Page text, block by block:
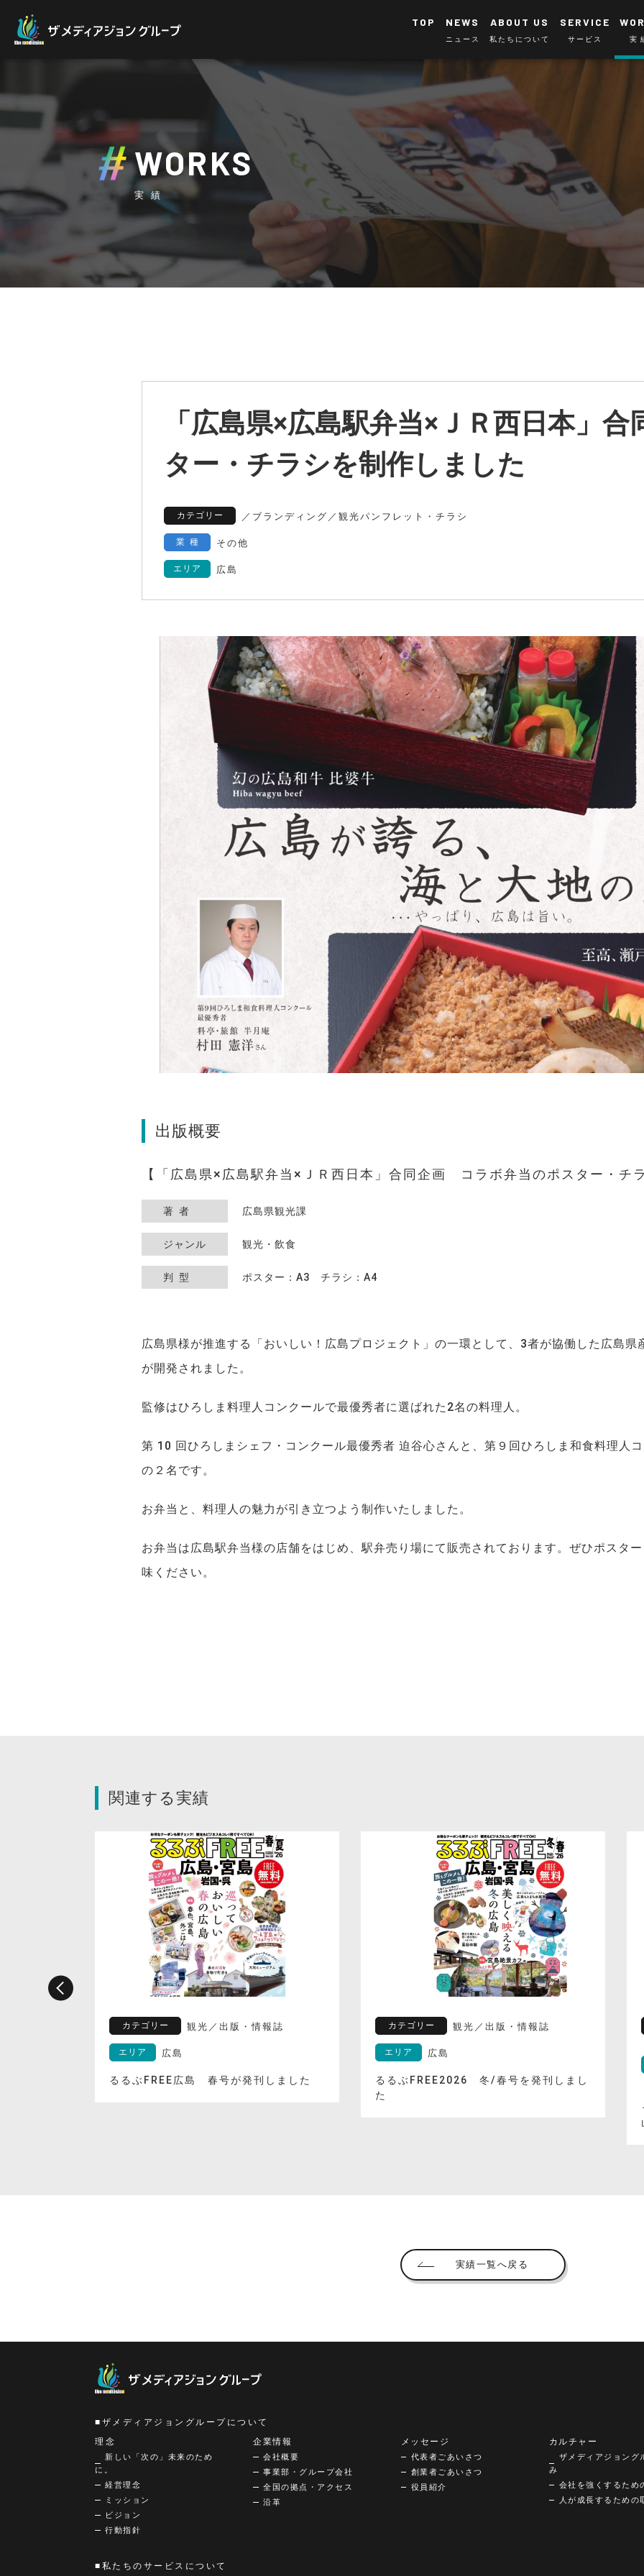
TOP NEWS
ニュース
ABOUT US
私たちについて
SERVICE
サービス 実
WORKS
実績
「広島県×広島駅弁当×ＪＲ西日本」
ター・チラシを制作しました
カテゴリー ／ ブランディング ／ 観光パンフレット・チラシ
業種 その他
エリア 広島
出版概要
「広島県×広島駅弁当×ＪＲ西日本」合同企画 コラボ弁当のポスター・チ
著者 広島県観光課
ジャンル 観光・飲食
判型 ポスター：A3 チラシ：A4
広島県様が推進する「おいしい！広島プロジェクト」の一環として、3者が協働した広島
が開発されました。
監修はひろしま料理人コンクールで最優秀者に選ばれた2名の料理人。
第 10 回ひろしまシェフ・コンクール最優秀者 迫谷心さんと、第９回ひろしま和食料理人
の２名です。
お弁当と、料理人の魅力が引き立つよう制作いたしました。
お弁当は広島駅弁当様の店舗をはじめ、駅弁売り場にて販売されております。ぜひポスタ
味ください。
関連する実績
カテゴリー 観光 ／ 出版・情報誌
エリア 広島
るるぶFREE広島 春号が発刊しました
カテゴリー 観光 ／ 出版・情報誌
エリア 広島
るるぶFREE2026 冬/春号を発刊しまし
た
実績一覧へ戻る
ザメディアジョングループについて
理念
新しい「次の」未来のため
に。
経営理念
ミッション
ビジョン
行動指針
企業情報
会社概要
事業部・グループ会社
全国の拠点・アクセス
沿革
メッセージ
代表者ごあいさつ
創業者ごあいさつ
役員紹介
カルチャー
ザメディアジョング
み
会社を強くするため
人が成長するための
私たちのサービスについて